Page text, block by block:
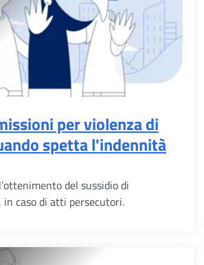
per violenza di
spetta l'indennità
del sussidio di
in caso di atti persecutori.